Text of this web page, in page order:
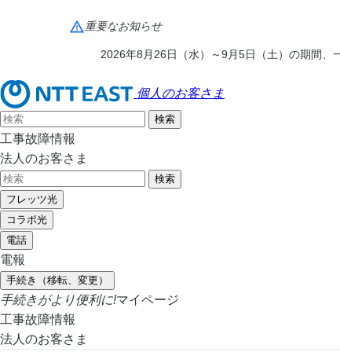
重要なお知らせ
2026年8月26日（水）～9月5日（土）の期間、
個人のお客さま
工事故障情報
法人のお客さま
フレッツ光
コラボ光
電話
電報
手続き（移転、変更）
手続きがより便利に!マイページ
工事故障情報
法人のお客さま